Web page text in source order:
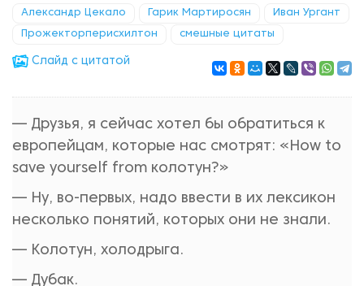
Александр Цекало Гарик Мартиросян Иван Ургант
Прожекторперисхилтон смешные цитаты
Cлайд с цитатой
— Друзья, я сейчас хотел бы обратиться к
европейцам, которые нас смотрят: «How to
save yourself from колотун?»
— Ну, во-первых, надо ввести в их лексикон
несколько понятий, которых они не знали.
— Колотун, холодрыга.
— Дубак.